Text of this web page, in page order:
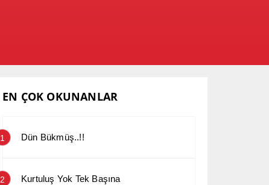
EN ÇOK OKUNANLAR
1 Dün Bükmüş..!!
2 Kurtuluş Yok Tek Başına